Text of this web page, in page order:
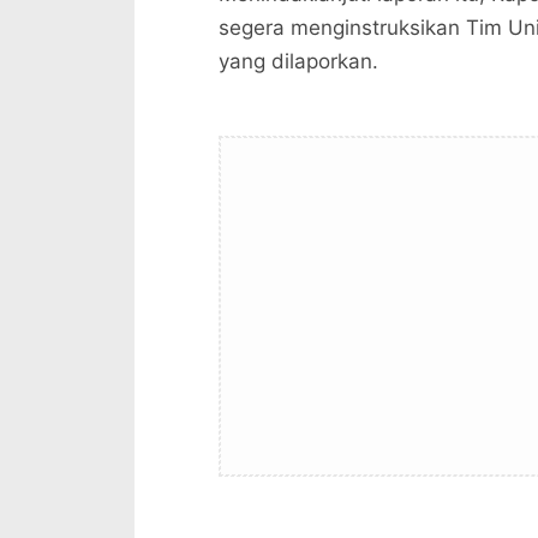
segera menginstruksikan Tim
yang dilaporkan.